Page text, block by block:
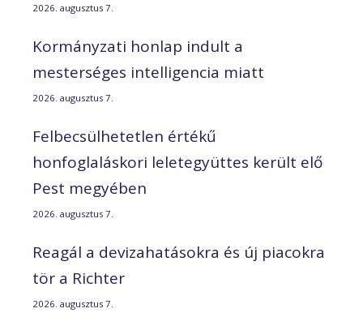
2026. augusztus 7.
Kormányzati honlap indult a
mesterséges intelligencia miatt
2026. augusztus 7.
Felbecsülhetetlen értékű
honfoglaláskori leletegyüttes került elő
Pest megyében
2026. augusztus 7.
Reagál a devizahatásokra és új piacokra
tör a Richter
2026. augusztus 7.